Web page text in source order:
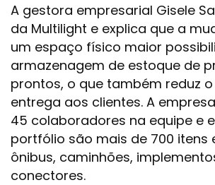
A gestora empresarial Gisele
da Multilight e explica que a
um espaço físico maior
armazenagem de estoque de
prontos, o que também reduz
entrega aos clientes. A
45 colaboradores na equipe e
portfólio são mais de 700 itens
ônibus, caminhões,
conectores.